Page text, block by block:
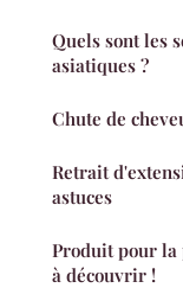
Quels sont les
asiatiques ?
Chute de
Retrait
astuces
Produit pour la
à découvrir !